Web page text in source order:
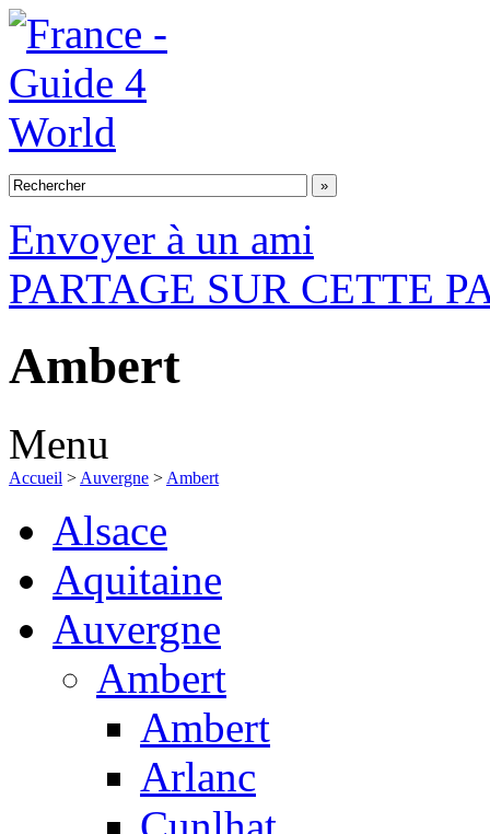
Envoyer à un ami
PARTAGE SUR CETTE
Ambert
Menu
Accueil > Auvergne > Ambert
Alsace
Aquitaine
Auvergne
Ambert
Ambert
Arlanc